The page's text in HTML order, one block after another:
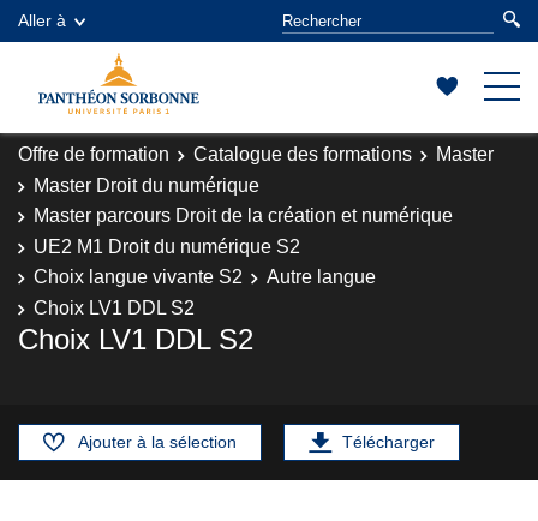
Aller à
Offre de formation Catalogue des formations
Master
Master Droit du numérique
Master parcours Droit de la création et numérique
UE2 M1 Droit du numérique S2
Choix langue vivante S2
Autre langue
Choix LV1 DDL S2
Choix LV1 DDL S2
Ajouter à la sélection Télécharger